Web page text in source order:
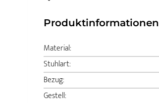
Produktinformationen
Material:
Stuhlart:
Bezug:
Gestell: